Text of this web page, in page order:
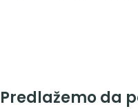
Predlažemo da